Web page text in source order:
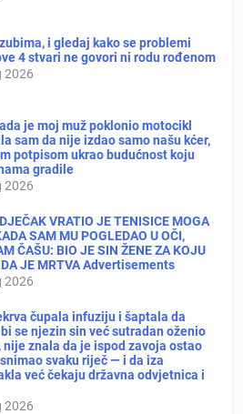
i gledaj kako se problemi
4 stvari ne govori ni rodu rođenom
2026
je moj muž poklonio motocikl
sam da nije izdao samo našu kćer,
potpisom ukrao budućnost koju
gradile
2026
VRATIO JE TENISICE MOGA
SAM MU POGLEDAO U OČI,
ČAŠU: BIO JE SIN ŽENE ZA KOJU
DA JE MRTVA Advertisements
2026
čupala infuziju i šaptala da
se njezin sin već sutradan oženio
nije znala da je ispod zavoja ostao
svaku riječ — i da iza
već čekaju državna odvjetnica i
2026